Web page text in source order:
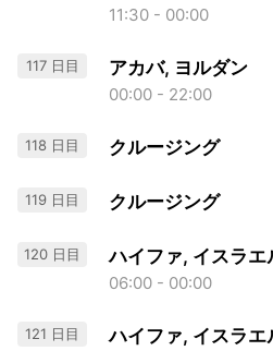
11:30 - 00:00
117 日目 アカバ, ヨルダン
00:00 - 22:00
118 日目 クルージング
119 日目 クルージング
120 日目 ハイファ, イスラエ
06:00 - 00:00
121 日目 ハイファ, イスラエ